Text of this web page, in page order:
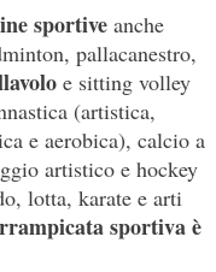
sportive anche
pallacanestro,
e sitting volley
(artistica,
e aerobica), calcio a
artistico e hockey
lotta, karate e arti
sportiva è